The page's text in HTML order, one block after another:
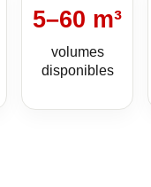
5–60 m³
volumes
disponibles